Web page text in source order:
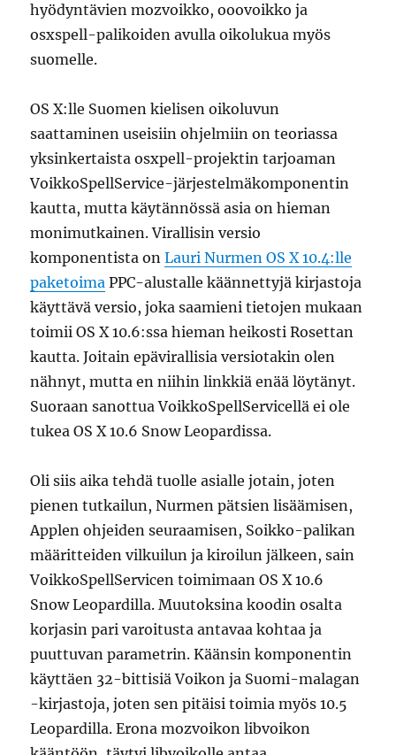
hyödyntävien mozvoikko, ooovoikko ja
osxspell-palikoiden avulla oikolukua myös
suomelle.
OS X:lle Suomen kielisen oikoluvun
saattaminen useisiin ohjelmiin on teoriassa
yksinkertaista osxpell-projektin tarjoaman
VoikkoSpellService-järjestelmäkomponentin
kautta, mutta käytännössä asia on hieman
monimutkainen. Virallisin versio
komponentista onLauri Nurmen OS X 10.4:lle
paketoima PPC-alustalle käännettyjä kirjastoja
käyttävä versio, joka saamieni tietojen mukaan
toimii OS X 10.6:ssa hieman heikosti Rosettan
kautta. Joitain epävirallisia versiotakin olen
nähnyt, mutta en niihin linkkiä enää löytänyt.
Suoraan sanottua VoikkoSpellServicellä ei ole
tukea OS X 10.6 Snow Leopardissa.
Oli siis aika tehdä tuolle asialle jotain, joten
pienen tutkailun, Nurmen pätsien lisäämisen,
Applen ohjeiden seuraamisen, Soikko-palikan
määritteiden vilkuilun ja kiroilun jälkeen, sain
VoikkoSpellServicen toimimaan OS X 10.6
Snow Leopardilla. Muutoksina koodin osalta
korjasin pari varoitusta antavaa kohtaa ja
puuttuvan parametrin. Käänsin komponentin
käyttäen 32-bittisiä Voikon ja Suomi-malagan
-kirjastoja, joten sen pitäisi toimia myös 10.5
Leopardilla. Erona mozvoikon libvoikon